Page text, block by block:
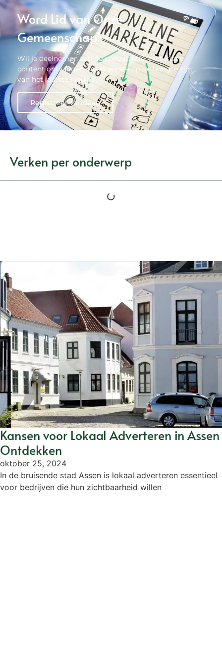
Word Lid van Onze
Gemeenschap!
Wil je deelnemen aan de conversatie, exclusieve
content ontvangen en als eerste op de hoogte zijn
van het laatste nieuws?
Registreer vandaag
Verken per onderwerp
Kansen voor Lokaal Adverteren in Assen
Ontdekken
oktober 25, 2024
In de bruisende stad Assen is lokaal adverteren essentieel
voor bedrijven die hun zichtbaarheid willen